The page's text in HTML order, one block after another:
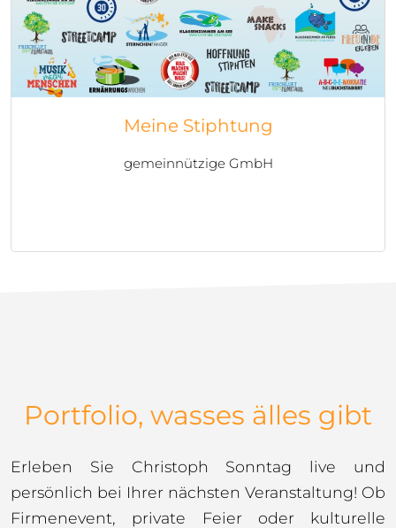
Meine Stiphtung
gemeinnützige GmbH
Portfolio, wasses älles gibt
Erleben Sie Christoph Sonntag live und
persönlich bei Ihrer nächsten Veranstaltung! Ob
Firmenevent, private Feier oder kulturelle